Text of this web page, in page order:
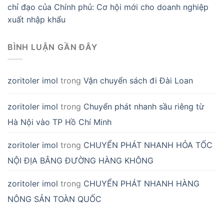
chỉ đạo của Chính phủ: Cơ hội mới cho doanh nghiệp
xuất nhập khẩu
BÌNH LUẬN GẦN ĐÂY
zoritoler imol trong Vận chuyển sách đi Đài Loan
zoritoler imol trong Chuyển phát nhanh sầu riêng từ
Hà Nội vào TP Hồ Chí Minh
zoritoler imol trong CHUYỂN PHÁT NHANH HỎA TỐC
NỘI ĐỊA BẰNG ĐƯỜNG HÀNG KHÔNG
zoritoler imol trong CHUYỂN PHÁT NHANH HÀNG
NÔNG SẢN TOÀN QUỐC